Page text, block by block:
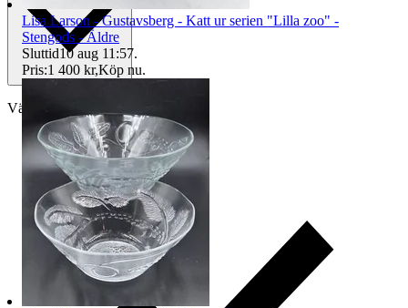
Välj till köparskydd
Lisa Larson - Gustavsberg - Katt ur serien "Lilla zoo" -
Stengods - Äldre
Sluttid10 aug 11:57.
Pris:1 400 kr,Köp nu.